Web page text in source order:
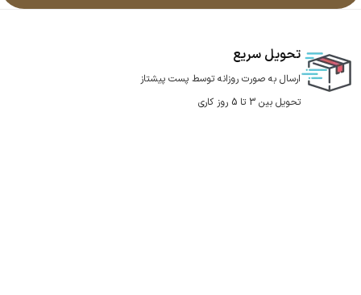
تحویل سریع
ارسال به صورت روزانه توسط پست پیشتاز
تحویل بین 3 تا 5 روز کاری